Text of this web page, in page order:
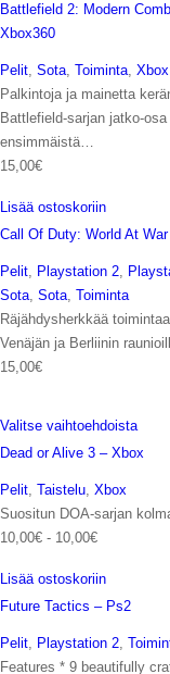
Battlefield 2: Modern
Xbox360
Pelit, Sota, Toiminta,
Palkintoja ja mainetta
Battlefield-sarjan jatko-
ensimmäistä…
15,00€
Lisää ostoskoriin
Call Of Duty: World At
Pelit, Playstation 2,
Sota, Sota, Toiminta
Räjähdysherkkää
Venäjän ja Berliinin
15,00€
Valitse vaihtoehdoista
Dead or Alive 3 – Xbox
Pelit, Taistelu, Xbox
Suositun DOA-sarjan
10,00€ - 10,00€
Lisää ostoskoriin
Future Tactics – Ps2
Pelit, Playstation 2,
Features * 9 beautifully